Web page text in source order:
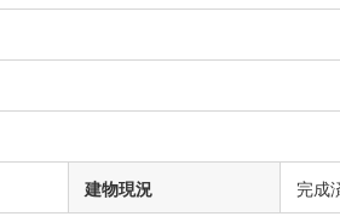
建物現況 完成